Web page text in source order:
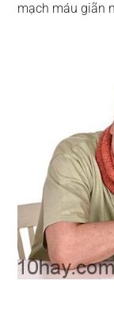
mạch máu giãn